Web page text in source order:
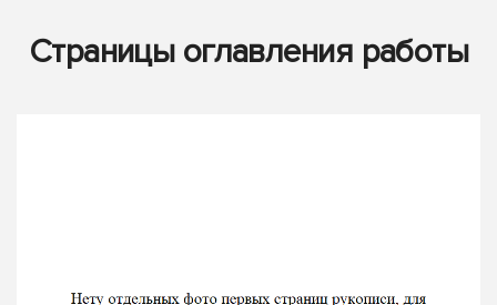
Страницы оглавления работы